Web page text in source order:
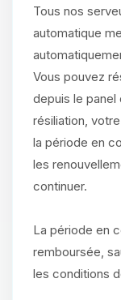
Tous nos
automatique
Vous pouvez
depuis le
résiliation,
la période en
les
continuer.
La période en
remboursée,
les conditions